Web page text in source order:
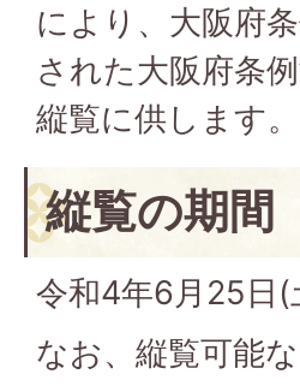
により、大阪府
された大阪府条
縦覧に供します。
縦覧の期間
令和4年6月25日(
なお、縦覧可能